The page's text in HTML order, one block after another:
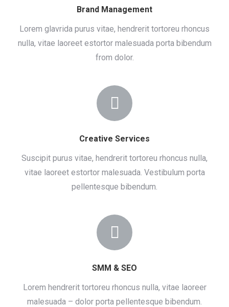
Brand Management
Lorem glavrida purus vitae, hendrerit tortoreu rhoncus
nulla, vitae laoreet estortor malesuada porta bibendum
from dolor.
Creative Services
Suscipit purus vitae, hendrerit tortoreu rhoncus nulla,
vitae laoreet estortor malesuada. Vestibulum porta
pellentesque bibendum.
SMM & SEO
Lorem hendrerit tortoreu rhoncus nulla, vitae laoreer
malesuada – dolor porta pellentesque bibendum.